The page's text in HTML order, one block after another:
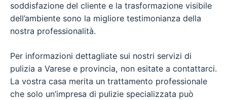
soddisfazione del cliente e la trasformazione visibile
dell’ambiente sono la migliore testimonianza della
nostra professionalità.
Per informazioni dettagliate sui nostri servizi di
pulizia a Varese e provincia, non esitate a contattarci.
La vostra casa merita un trattamento professionale
che solo un’impresa di pulizie specializzata può